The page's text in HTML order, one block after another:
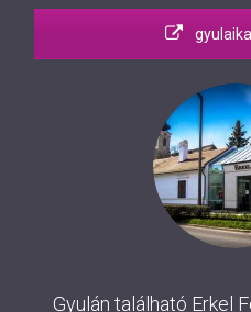
Gyulán található Erkel